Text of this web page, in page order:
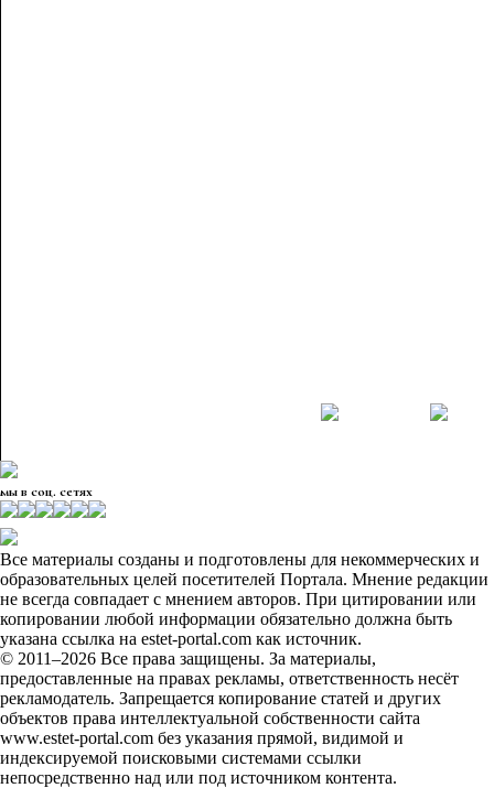
мы в соц. сетях
Все материалы созданы и подготовлены для некоммерческих и
образовательных целей посетителей Портала. Мнение редакции
не всегда совпадает с мнением авторов. При цитировании или
копировании любой информации обязательно должна быть
указана ссылка на estet-portal.com как источник.
© 2011–2026 Все права защищены. За материалы,
предоставленные на правах рекламы, ответственность несёт
рекламодатель. Запрещается копирование статей и других
объектов права интеллектуальной собственности сайта
www.estet-portal.com без указания прямой, видимой и
индексируемой поисковыми системами ссылки
непосредственно над или под источником контента.